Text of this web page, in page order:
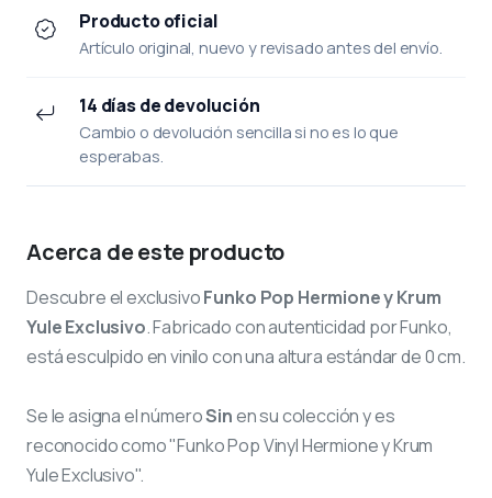
Producto oficial
Artículo original, nuevo y revisado antes del envío.
14 días de devolución
Cambio o devolución sencilla si no es lo que
esperabas.
Acerca de este producto
Descubre el exclusivoFunko Pop Hermione y Krum
Yule Exclusivo. Fabricado con autenticidad por Funko,
está esculpido en vinilo con una altura estándar de 0 cm.
Se le asigna el númeroSinen su colección y es
reconocido como "Funko Pop Vinyl Hermione y Krum
Yule Exclusivo".